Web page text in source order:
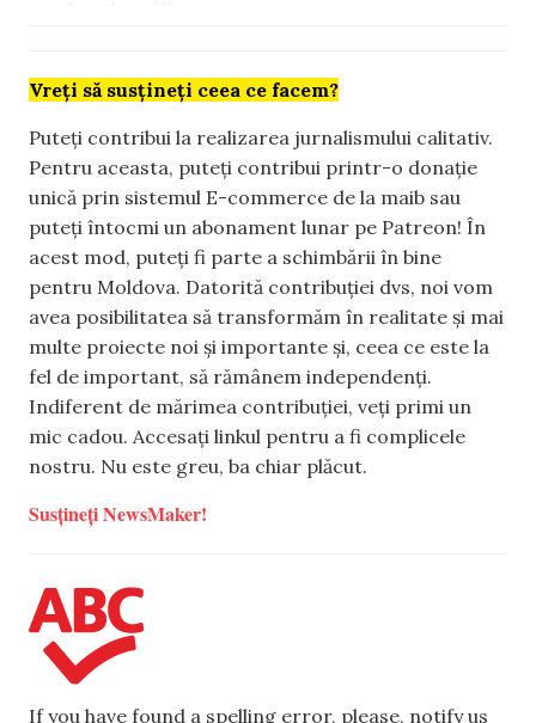
Vreți să susțineți ceea ce facem?
Puteți contribui la realizarea jurnalismului calitativ.
Pentru aceasta, puteți contribui printr-o donație
unică prin sistemul E-commerce de la maib sau
puteți întocmi un abonament lunar pe Patreon! În
acest mod, puteți fi parte a schimbării în bine
pentru Moldova. Datorită contribuției dvs, noi vom
avea posibilitatea să transformăm în realitate și mai
multe proiecte noi și importante și, ceea ce este la
fel de important, să rămânem independenți.
Indiferent de mărimea contribuției, veți primi un
mic cadou. Accesați linkul pentru a fi complicele
nostru. Nu este greu, ba chiar plăcut.
Susțineți NewsMaker!
If you have found a spelling error, please, notify us